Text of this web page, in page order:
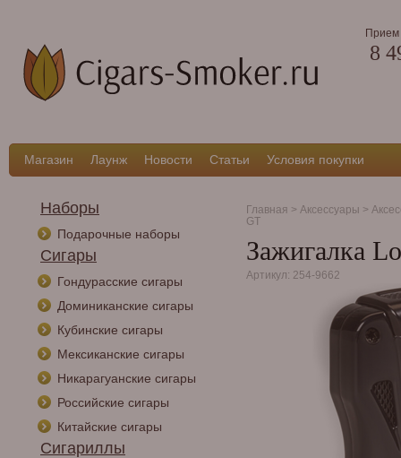
Прием
8
Магазин Лаунж Новости Статьи Условия покупки
Наборы
Подарочные наборы
Сигары
Гондурасские сигары
Доминиканские сигары
Кубинские сигары
Мексиканские сигары
Никарагуанские сигары
Российские сигары
Китайские сигары
Сигариллы
Главная > Аксессуары >
GT
Зажигалка
Артикул: 254-9662